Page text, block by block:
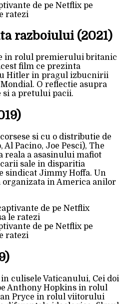
de pe Netflix pe
ratezi
razboiului (2021)
in rolul premierului britanic
film ce prezinta
Hitler in pragul izbucnirii
O reflectie asupra
a pretului pacii.
si cu o distributie de
Pacino, Joe Pesci), The
reala a asasinului mafiot
sale in disparitia
sindicat Jimmy Hoffa. Un
in America anilor
de pe Netflix pe
ratezi
culisele Vaticanului, Cei doi
Anthony Hopkins in rolul
Pryce in rolul viitorului